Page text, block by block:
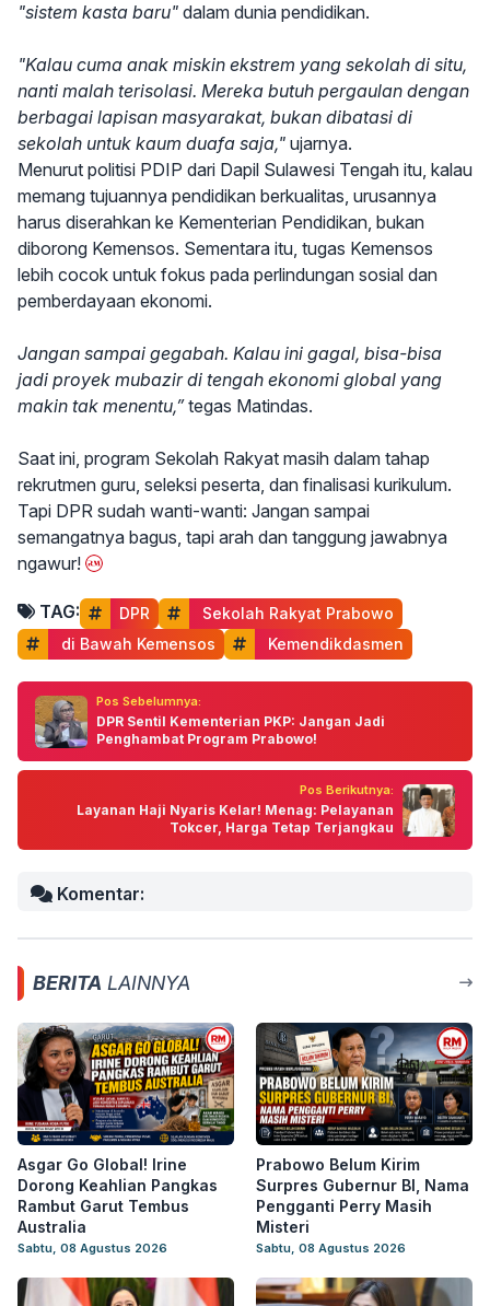
"sistem kasta baru" dalam dunia pendidikan.
"Kalau cuma anak miskin ekstrem yang sekolah di situ,
nanti malah terisolasi. Mereka butuh pergaulan dengan
berbagai lapisan masyarakat, bukan dibatasi di
sekolah untuk kaum duafa saja," ujarnya.
Menurut politisi PDIP dari Dapil Sulawesi Tengah itu, kalau
memang tujuannya pendidikan berkualitas, urusannya
harus diserahkan ke Kementerian Pendidikan, bukan
diborong Kemensos. Sementara itu, tugas Kemensos
lebih cocok untuk fokus pada perlindungan sosial dan
pemberdayaan ekonomi.
Jangan sampai gegabah. Kalau ini gagal, bisa-bisa
jadi proyek mubazir di tengah ekonomi global yang
makin tak menentu,”tegas Matindas.
Saat ini, program Sekolah Rakyat masih dalam tahap
rekrutmen guru, seleksi peserta, dan finalisasi kurikulum.
Tapi DPR sudah wanti-wanti: Jangan sampai
semangatnya bagus, tapi arah dan tanggung jawabnya
ngawur!
TAG: DPR
Sekolah Rakyat Prabowo
di Bawah Kemensos
Kemendikdasmen
Pos Sebelumnya:
DPR Sentil Kementerian PKP: Jangan Jadi
Penghambat Program Prabowo!
Pos Berikutnya:
Layanan Haji Nyaris Kelar! Menag: Pelayanan
Tokcer, Harga Tetap Terjangkau
Komentar:
BERITA LAINNYA
Asgar Go Global! Irine
Dorong Keahlian Pangkas
Rambut Garut Tembus
Australia
Sabtu, 08 Agustus 2026
Prabowo Belum Kirim
Surpres Gubernur BI, Nama
Pengganti Perry Masih
Misteri
Sabtu, 08 Agustus 2026